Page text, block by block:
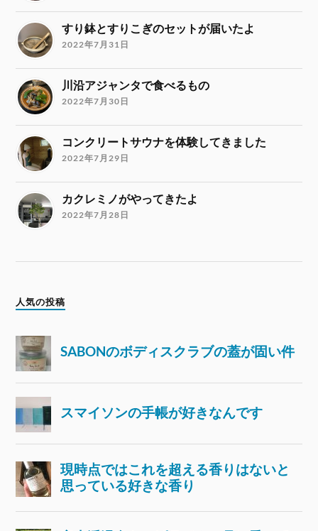
すり鉢とすりこぎのセットが届いたよ
2022年7月31日
川沿アジャンタで食べるもの
2022年7月30日
コンクリートサウナを体験してきました
2022年7月29日
カクレミノがやってきたよ
2022年7月28日
人気の投稿